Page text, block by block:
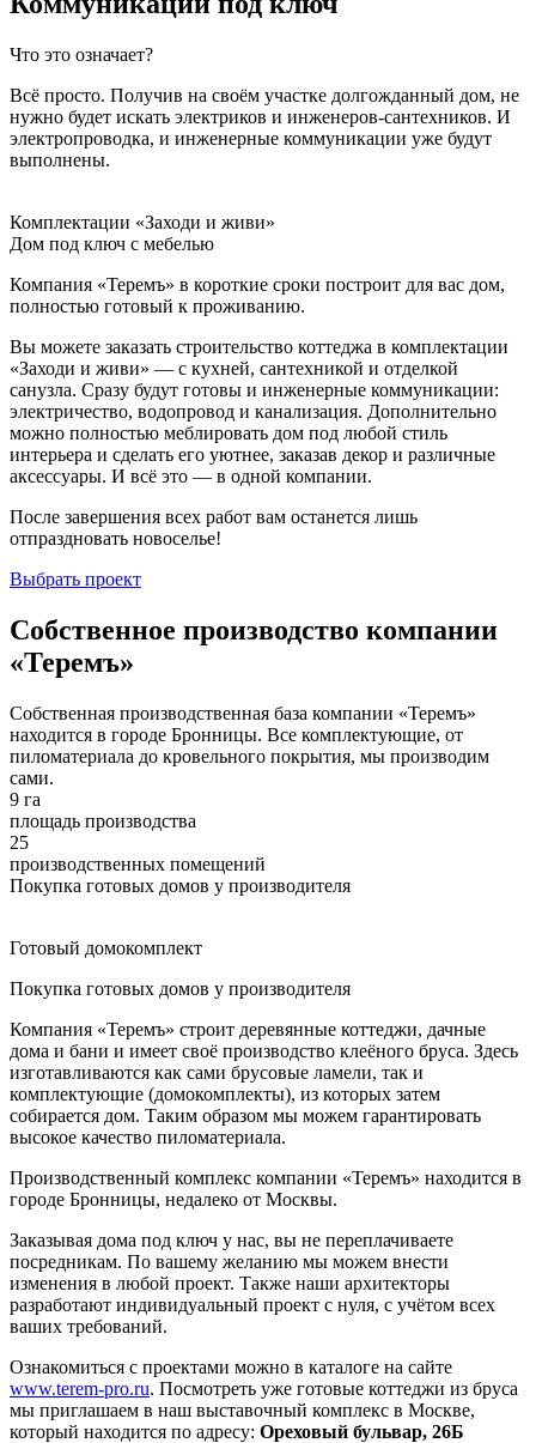
Что это означает?
Всё просто. Получив на своём участке долгожданный дом, не
нужно будет искать электриков и инженеров-сантехников. И
электропроводка, и инженерные коммуникации уже будут
выполнены.
Комплектации «Заходи и живи»
Дом под ключ с мебелью
Компания «Теремъ» в короткие сроки построит для вас дом,
полностью готовый к проживанию.
Вы можете заказать строительство коттеджа в комплектации
«Заходи и живи» — с кухней, сантехникой и отделкой
санузла. Сразу будут готовы и инженерные коммуникации:
электричество, водопровод и канализация. Дополнительно
можно полностью меблировать дом под любой стиль
интерьера и сделать его уютнее, заказав декор и различные
аксессуары. И всё это — в одной компании.
После завершения всех работ вам останется лишь
отпраздновать новоселье!
Выбрать проект
Собственное производство компании
«Теремъ»
Собственная производственная база компании «Теремъ»
находится в городе Бронницы. Все комплектующие, от
пиломатериала до кровельного покрытия, мы производим
сами.
9 га
площадь производства
25
производственных помещений
Покупка готовых домов у производителя
Готовый домокомплект
Покупка готовых домов у производителя
Компания «Теремъ» строит деревянные коттеджи, дачные
дома и бани и имеет своё производство клеёного бруса. Здесь
изготавливаются как сами брусовые ламели, так и
комплектующие (домокомплекты), из которых затем
собирается дом. Таким образом мы можем гарантировать
высокое качество пиломатериала.
Производственный комплекс компании «Теремъ» находится в
городе Бронницы, недалеко от Москвы.
Заказывая дома под ключ у нас, вы не переплачиваете
посредникам. По вашему желанию мы можем внести
изменения в любой проект. Также наши архитекторы
разработают индивидуальный проект с нуля, с учётом всех
ваших требований.
Ознакомиться с проектами можно в каталоге на сайте
www.terem-pro.ru. Посмотреть уже готовые коттеджи из бруса
мы приглашаем в наш выставочный комплекс в Москве,
который находится по адресу: Ореховый бульвар, 26Б